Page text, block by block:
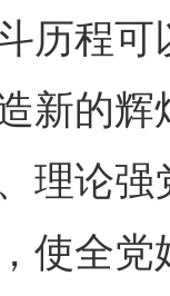
程可
新的
理论
使全